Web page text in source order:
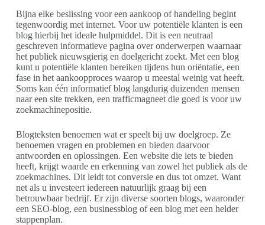
Bijna elke beslissing voor een aankoop of handeling begint
tegenwoordig met internet. Voor uw potentiële klanten is een
blog hierbij het ideale hulpmiddel. Dit is een neutraal
geschreven informatieve pagina over onderwerpen waarnaar
het publiek nieuwsgierig en doelgericht zoekt. Met een blog
kunt u potentiële klanten bereiken tijdens hun oriëntatie, een
fase in het aankoopproces waarop u meestal weinig vat heeft.
Soms kan één informatief blog langdurig duizenden mensen
naar een site trekken, een trafficmagneet die goed is voor uw
zoekmachinepositie.
Blogteksten benoemen wat er speelt bij uw doelgroep. Ze
benoemen vragen en problemen en bieden daarvoor
antwoorden en oplossingen. Een website die iets te bieden
heeft, krijgt waarde en erkenning van zowel het publiek als de
zoekmachines. Dit leidt tot conversie en dus tot omzet. Want
net als u investeert iedereen natuurlijk graag bij een
betrouwbaar bedrijf. Er zijn diverse soorten blogs, waaronder
een SEO-blog, een businessblog of een blog met een helder
stappenplan.